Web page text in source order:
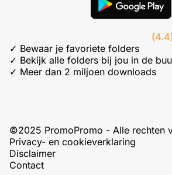
✓ Bewaar je favoriete folders
✓ Bekijk alle folders bij jou in de
✓ Meer dan 2 miljoen downloads
©2025 PromoPromo - Alle rechten
Privacy- en cookieverklaring
Disclaimer
Contact